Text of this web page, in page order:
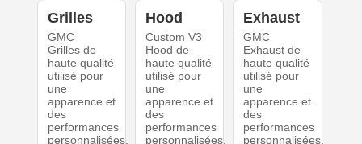
Grilles
GMC
Grilles de
haute qualité
utilisé pour
une
apparence et
des
performances
personnalisées.
Hood
Custom V3
Hood de
haute qualité
utilisé pour
une
apparence et
des
performances
personnalisées.
Exhaust
GMC
Exhaust de
haute qualité
utilisé pour
une
apparence et
des
performances
personnalisées.